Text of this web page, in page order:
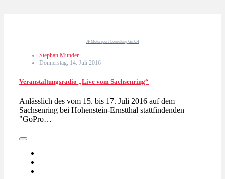
JF Motorsport Consulting GmbH
Stephan Munder
Donnerstag, 14. Juli 2016
Veranstaltungsradio „Live vom Sachsenring“
Anlässlich des vom 15. bis 17. Juli 2016 auf dem
Sachsenring bei Hohenstein-Ernstthal stattfindenden
"GoPro…